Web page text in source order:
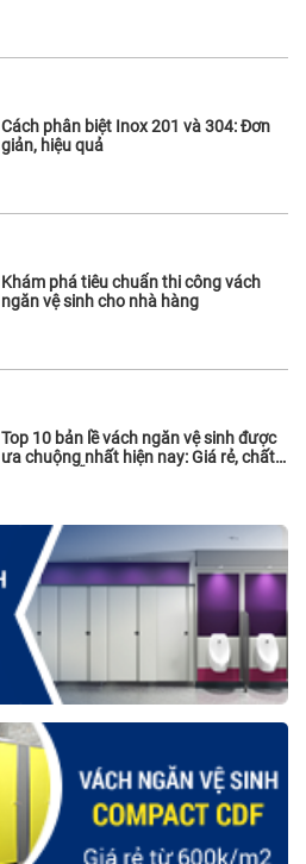
Cách phân biệt Inox 201 và 304: Đơn
giản, hiệu quả
Khám phá tiêu chuẩn thi công vách
ngăn vệ sinh cho nhà hàng
Top 10 bản lề vách ngăn vệ sinh được
ưa chuộng nhất hiện nay: Giá rẻ, chất